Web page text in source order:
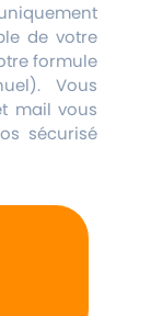
de votre
formule
Vous
mail vous
sécurisé